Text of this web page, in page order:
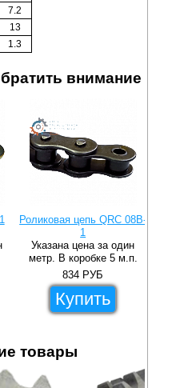
7.2
13
1.3
внимание
Роликовая цепь QRC 08B-
1
Указана цена за один
метр. В коробке 5 м.п.
834 РУБ
Купить
товары